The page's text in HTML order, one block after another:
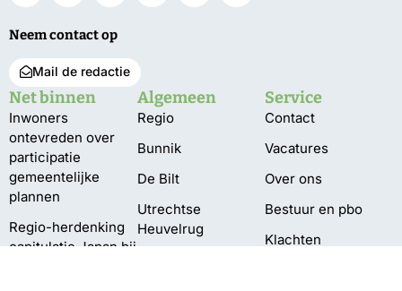
Neem contact op
Mail de redactie
Net binnen
Inwoners
ontevreden over
participatie
gemeentelijke
plannen
Regio-herdenking
capitulatie Japan bij
Algemeen
Regio
Bunnik
De Bilt
Utrechtse
Heuvelrug
Service
Contact
Vacatures
Over ons
Bestuur en pbo
Klachten